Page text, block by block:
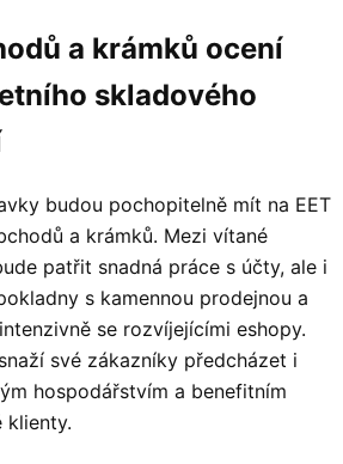
a krámků ocení
skladového
budou pochopitelně mít na EET
a krámků. Mezi vítané
patřit snadná práce s účty, ale i
s kamennou prodejnou a
se rozvíjejícími eshopy.
své zákazníky předcházet i
hospodářstvím a benefitním
klienty.